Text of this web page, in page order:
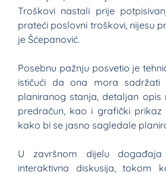
Troškovi nastali prije
prateći poslovni troškovi, nijesu
je Šćepanović.
Posebnu pažnju posvetio je
ističući da ona mora sadržati
planiranog stanja, detaljan opis
predračun, kao i grafički prikaz
kako bi se jasno sagledale
U završnom dijelu
interaktivna diskusija, tokom